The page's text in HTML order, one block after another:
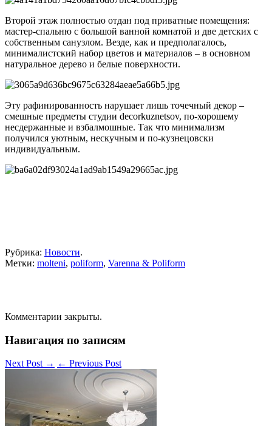
Второй этаж полностью отдан под приватные помещения:
мастер-спальню с большой ванной комнатой и две детских с
собственным санузлом. Везде, как и предполагалось,
минималистский набор цветов и материалов – в основном
натуральное дерево и белые поверхности.
Эту рафинированность нарушает лишь точечный декор –
смешные предметы студии decorkuznetsov, по-хорошему
несдержанные и взбалмошные. Так что минимализм
получился уютным, нескучным и по-кузнецовски
индивидуальным.
Рубрика: Новости.
Метки: molteni, poliform, Varenna & Poliform
Комментарии закрыты.
Навигация по записям
Next Post → ← Previous Post